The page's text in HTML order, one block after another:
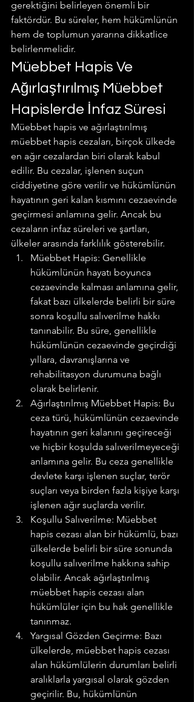
gerektiğini belirleyen önemli bir
faktördür. Bu süreler, hem hükümlünün
hem de toplumun yararına dikkatlice
belirlenmelidir.
Müebbet Hapis Ve
Ağırlaştırılmış Müebbet
Hapislerde İnfaz Süresi
Müebbet hapis ve ağırlaştırılmış
müebbet hapis cezaları, birçok ülkede
en ağır cezalardan biri olarak kabul
edilir. Bu cezalar, işlenen suçun
ciddiyetine göre verilir ve hükümlünün
hayatının geri kalan kısmını cezaevinde
geçirmesi anlamına gelir. Ancak bu
cezaların infaz süreleri ve şartları,
ülkeler arasında farklılık gösterebilir.
Müebbet Hapis: Genellikle
hükümlünün hayatı boyunca
cezaevinde kalması anlamına gelir,
fakat bazı ülkelerde belirli bir süre
sonra koşullu salıverilme hakkı
tanınabilir. Bu süre, genellikle
hükümlünün cezaevinde geçirdiği
yıllara, davranışlarına ve
rehabilitasyon durumuna bağlı
olarak belirlenir.
Ağırlaştırılmış Müebbet Hapis: Bu
ceza türü, hükümlünün cezaevinde
hayatının geri kalanını geçireceği
ve hiçbir koşulda salıverilmeyeceği
anlamına gelir. Bu ceza genellikle
devlete karşı işlenen suçlar, terör
suçları veya birden fazla kişiye karşı
işlenen ağır suçlarda verilir.
Koşullu Salıverilme: Müebbet
hapis cezası alan bir hükümlü, bazı
ülkelerde belirli bir süre sonunda
koşullu salıverilme hakkına sahip
olabilir. Ancak ağırlaştırılmış
müebbet hapis cezası alan
hükümlüler için bu hak genellikle
tanınmaz.
Yargısal Gözden Geçirme: Bazı
ülkelerde, müebbet hapis cezası
alan hükümlülerin durumları belirli
aralıklarla yargısal olarak gözden
geçirilir. Bu, hükümlünün